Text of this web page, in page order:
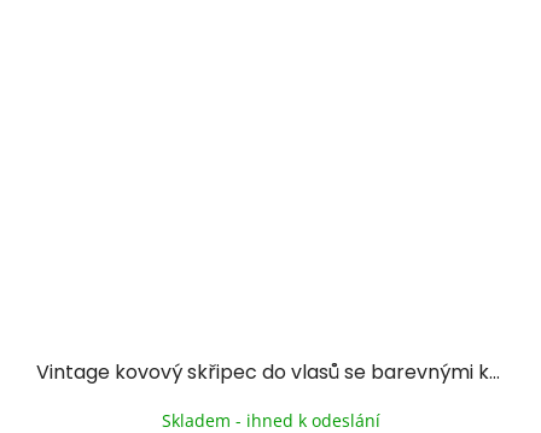
Vintage kovový skřipec do vlasů se barevnými kameny II.
Skladem - ihned k odeslání